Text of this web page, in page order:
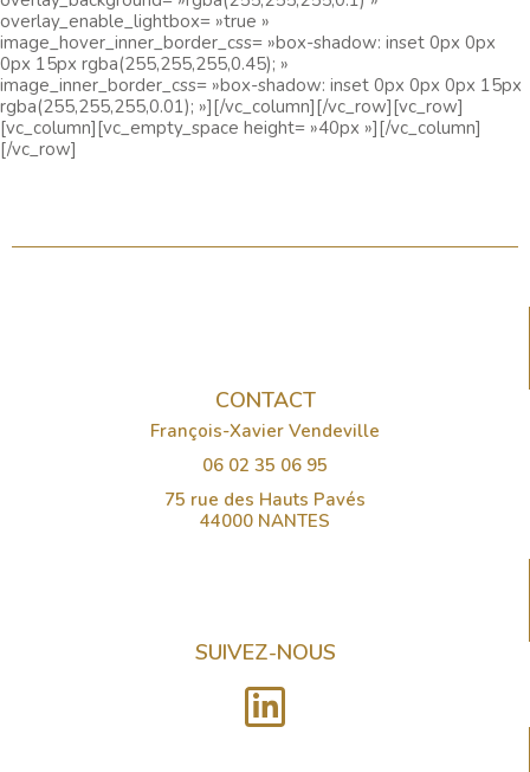
overlay_enable_lightbox= »true »
image_hover_inner_border_css= »box-shadow: inset 0px 0px
0px 15px rgba(255,255,255,0.45); »
image_inner_border_css= »box-shadow: inset 0px 0px 0px 15px
rgba(255,255,255,0.01); »][/vc_column][/vc_row][vc_row]
[vc_column][vc_empty_space height= »40px »][/vc_column]
[/vc_row]
CONTACT
François-Xavier Vendeville
06 02 35 06 95
75 rue des Hauts Pavés
44000 NANTES
SUIVEZ-NOUS